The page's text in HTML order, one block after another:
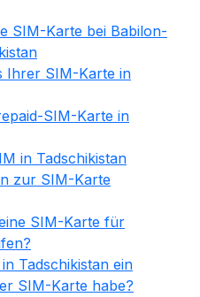
SIM-Karte bei Babilon-
Ihrer SIM-Karte in
SIM-Karte in
in Tadschikistan
zur SIM-Karte
SIM-Karte für
Tadschikistan ein
SIM-Karte habe?